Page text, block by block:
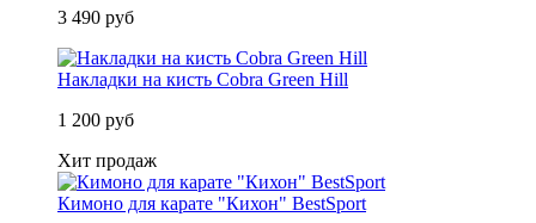
3 490 руб
Накладки на кисть Cobra Green Hill
1 200 руб
Хит продаж
Кимоно для карате "Кихон" BestSport